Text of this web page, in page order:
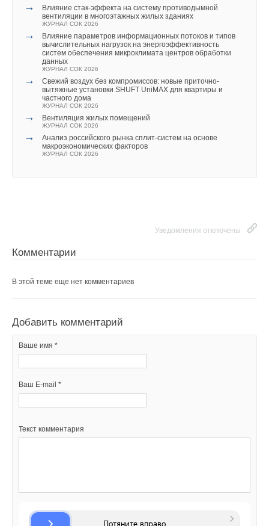
→
Влияние стак‑эффекта на систему противодымной
вентиляции в многоэтажных жилых зданиях
ЖУРНАЛ СОК 2026
→
Влияние параметров информационных потоков и типов
вычислительных нагрузок на энергоэффективность
систем обеспечения микроклимата центров обработки
данных
ЖУРНАЛ СОК 2026
→
Свежий воздух без компромиссов: новые приточно-
вытяжные установки SHUFT UniMAX для квартиры и
частного дома
ЖУРНАЛ СОК 2026
→ Вентиляция жилых помещений
ЖУРНАЛ СОК 2026
→
Анализ российского рынка сплит-систем на основе
макроэкономических факторов
ЖУРНАЛ СОК 2026
Уведомления отключены
Комментарии
В этой теме еще нет комментариев
Добавить комментарий
Ваше имя *
Ваш E-mail *
Текст комментария